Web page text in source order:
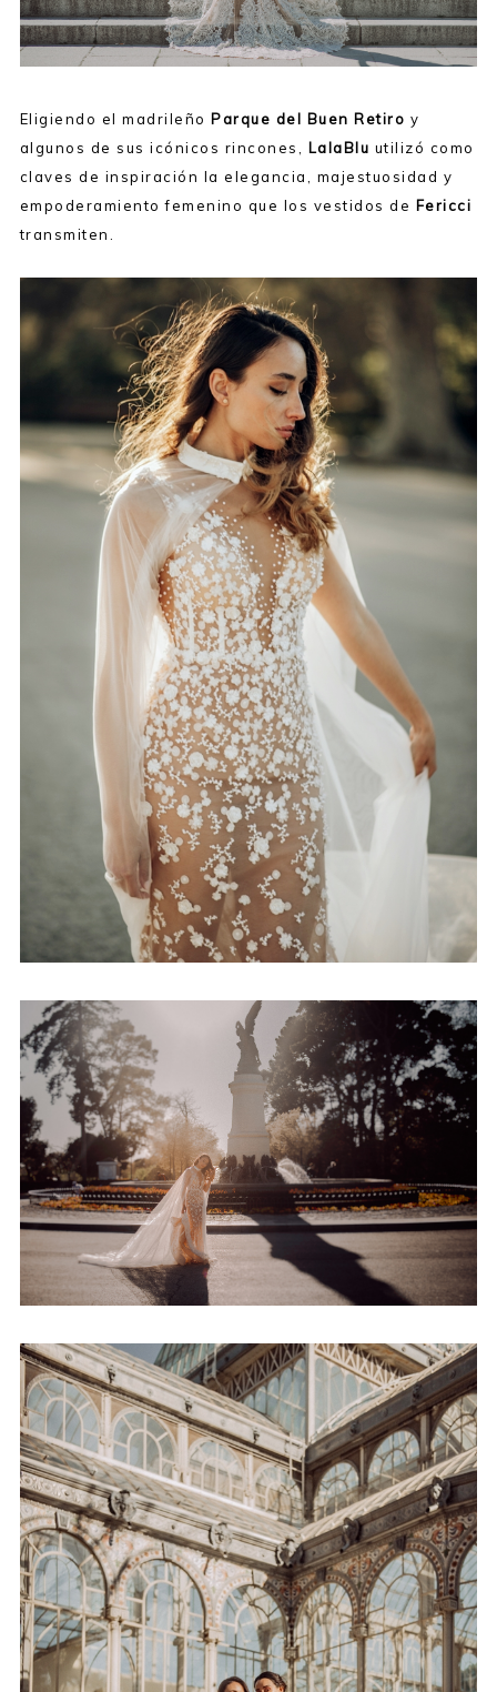
Eligiendo el madrileñoParque del Buen Retiro y
algunos de sus icónicos rincones, LalaBlu utilizó como
claves de inspiración la elegancia, majestuosidad y
empoderamiento femenino que los vestidos de Fericci
transmiten.